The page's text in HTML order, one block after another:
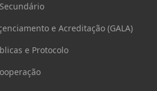
e Acreditação (GALA)
e Protocolo